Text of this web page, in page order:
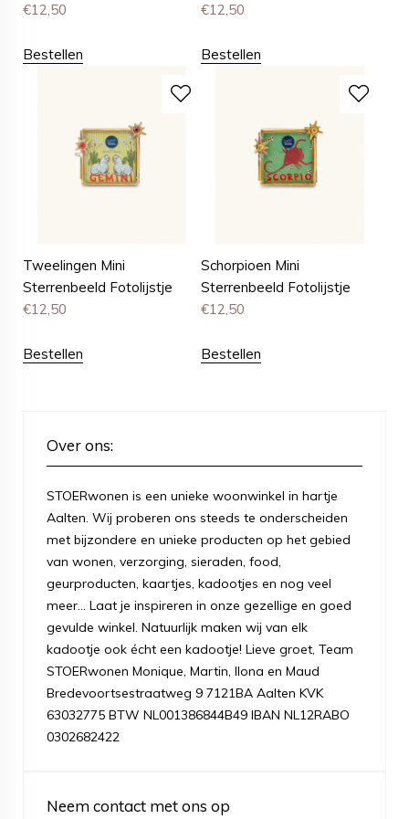
€12,50
Bestellen
€12,50
Bestellen
Tweelingen Mini
Sterrenbeeld Fotolijstje
€12,50
Bestellen
Schorpioen Mini
Sterrenbeeld Fotolijstje
€12,50
Bestellen
Over ons:
STOERwonen is een unieke woonwinkel in hartje
Aalten. Wij proberen ons steeds te onderscheiden
met bijzondere en unieke producten op het gebied
van wonen, verzorging, sieraden, food,
geurproducten, kaartjes, kadootjes en nog veel
meer... Laat je inspireren in onze gezellige en goed
gevulde winkel. Natuurlijk maken wij van elk
kadootje ook écht een kadootje! Lieve groet, Team
STOERwonen Monique, Martin, Ilona en Maud
Bredevoortsestraatweg 9 7121BA Aalten KVK
63032775 BTW NL001386844B49 IBAN NL12RABO
0302682422
Neem contact met ons op